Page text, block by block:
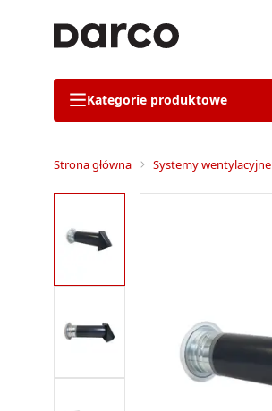
Kategorie produktowe
Strona główna Systemy wentylacyjne